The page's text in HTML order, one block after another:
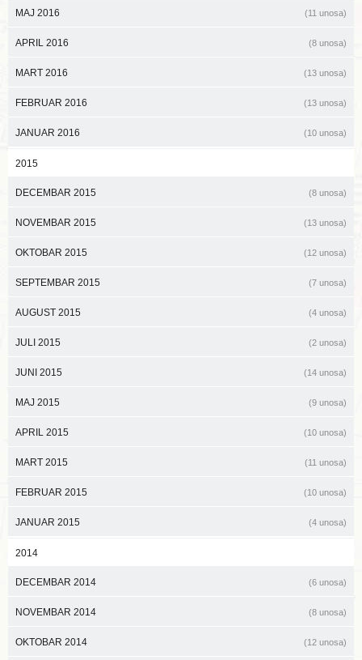
MAJ 2016 (11 unosa)
APRIL 2016 (8 unosa)
MART 2016 (13 unosa)
FEBRUAR 2016 (13 unosa)
JANUAR 2016 (10 unosa)
2015
DECEMBAR 2015 (8 unosa)
NOVEMBAR 2015 (13 unosa)
OKTOBAR 2015 (12 unosa)
SEPTEMBAR 2015 (7 unosa)
AUGUST 2015 (4 unosa)
JULI 2015 (2 unosa)
JUNI 2015 (14 unosa)
MAJ 2015 (9 unosa)
APRIL 2015 (10 unosa)
MART 2015 (11 unosa)
FEBRUAR 2015 (10 unosa)
JANUAR 2015 (4 unosa)
2014
DECEMBAR 2014 (6 unosa)
NOVEMBAR 2014 (8 unosa)
OKTOBAR 2014 (12 unosa)